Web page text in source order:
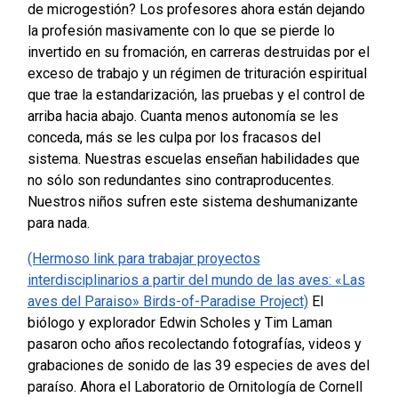
de microgestión? Los profesores ahora están dejando
la profesión masivamente con lo que se pierde lo
invertido en su fromación, en carreras destruidas por el
exceso de trabajo y un régimen de trituración espiritual
que trae la estandarización, las pruebas y el control de
arriba hacia abajo. Cuanta menos autonomía se les
conceda, más se les culpa por los fracasos del
sistema. Nuestras escuelas enseñan habilidades que
no sólo son redundantes sino contraproducentes.
Nuestros niños sufren este sistema deshumanizante
para nada.
(Hermoso link para trabajar proyectos
interdisciplinarios a partir del mundo de las aves: «Las
aves del Paraiso» Birds-of-Paradise Project) El
biólogo y explorador Edwin Scholes y Tim Laman
pasaron ocho años recolectando fotografías, videos y
grabaciones de sonido de las 39 especies de aves del
paraíso. Ahora el Laboratorio de Ornitología de Cornell